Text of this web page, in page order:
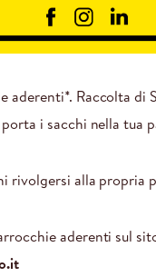
aderenti*. Raccolta di
porta i sacchi nella tua
rivolgersi alla propria
aderenti sul